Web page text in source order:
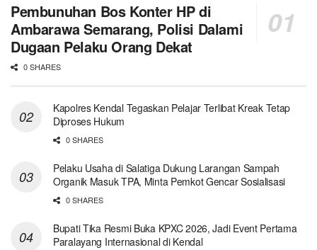
Pembunuhan Bos Konter HP di
Ambarawa Semarang, Polisi Dalami
Dugaan Pelaku Orang Dekat
0 SHARES
Kapolres Kendal Tegaskan Pelajar Terlibat Kreak Tetap
Diproses Hukum
0 SHARES
Pelaku Usaha di Salatiga Dukung Larangan Sampah
Organik Masuk TPA, Minta Pemkot Gencar Sosialisasi
0 SHARES
Bupati Tika Resmi Buka KPXC 2026, Jadi Event Pertama
Paralayang Internasional di Kendal